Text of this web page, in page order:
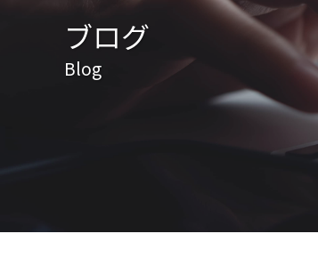
ブログ
Blog